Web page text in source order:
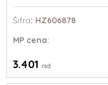
Šifra: HZ606878
MP cena:
3.401rsd